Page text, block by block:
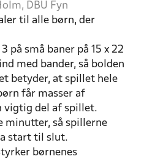
DBU Fyn
til alle børn, der
på små baner på 15 x 22
med bander, så bolden
betyder, at spillet hele
får masser af
vigtig del af spillet.
minutter, så spillerne
start til slut.
børnenes